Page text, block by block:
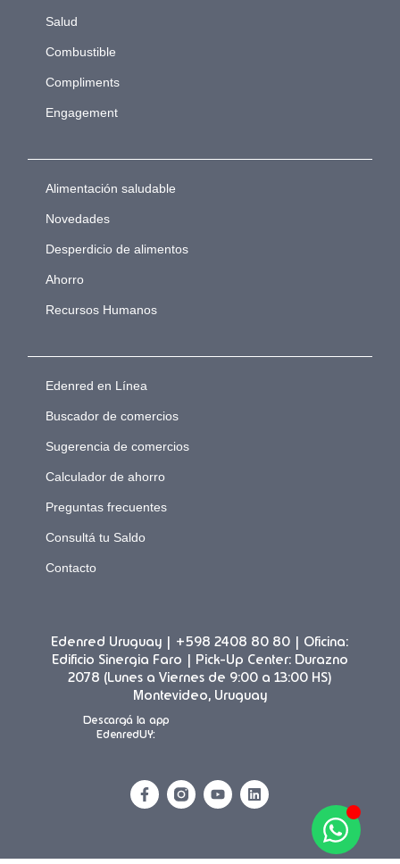
Salud
Combustible
Compliments
Engagement
Alimentación saludable
Novedades
Desperdicio de alimentos
Ahorro
Recursos Humanos
Edenred en Línea
Buscador de comercios
Sugerencia de comercios
Calculador de ahorro
Preguntas frecuentes
Consultá tu Saldo
Contacto
Edenred Uruguay | +598 2408 80 80 | Oficina:
Edificio Sinergia Faro | Pick-Up Center: Durazno
2078 (Lunes a Viernes de 9:00 a 13:00 HS)
Montevideo, Uruguay
Descargá la app
EdenredUY: